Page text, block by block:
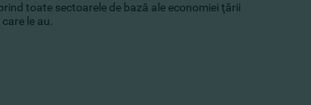
toate sectoarele de bază ale economiei ţării
le au.